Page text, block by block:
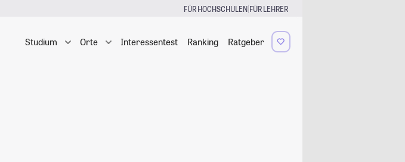
FÜR HOCHSCHULEN|FÜR LEHRER
Studium Orte Interessentest Ranking Ratgeber